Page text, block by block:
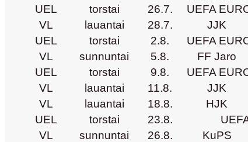
UEL
torstai 26.7.
UEFA
VL
lauantai 28.7. JJK
UEL
torstai 2.8.
UEFA
VL
sunnuntai 5.8. FF Jaro
UEL
torstai 9.8.
UEFA
VL
lauantai 11.8. JJK
VL
lauantai 18.8. HJK
UEL
torstai 23.8.
VL
sunnuntai 26.8. KuPS